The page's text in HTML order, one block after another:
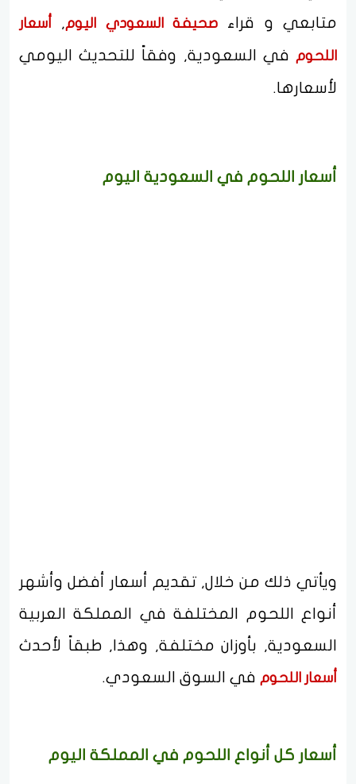
متابعي و قراء صحيفة السعودي اليوم, أسعار
اللحوم في السعودية, وفقاً للتحديث اليومي
لأسعارها.
أسعار اللحوم في السعودية اليوم
ويأتي ذلك من خلال, تقديم أسعار أفضل وأشهر
أنواع اللحوم المختلفة في المملكة العربية
السعودية, بأوزان مختلفة, وهذا, طبقاً لأحدث
أسعار اللحوم في السوق السعودي.
أسعار كل أنواع اللحوم في المملكة اليوم